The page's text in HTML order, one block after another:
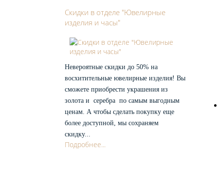
Скидки в отделе "Ювелирные
изделия и часы"
Невероятные скидки до 50% на
восхитительные ювелирные изделия! Вы
сможете приобрести украшения из
золота и серебра по самым выгодным
ценам. А чтобы сделать покупку еще
более доступной, мы сохраняем
скидку...
Подробнее...